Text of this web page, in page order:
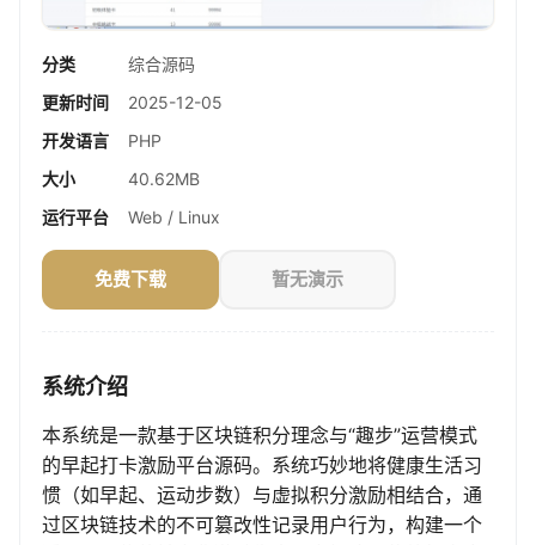
分类
综合源码
更新时间
2025-12-05
开发语言
PHP
大小
40.62MB
运行平台
Web / Linux
免费下载 暂无演示
系统介绍
本系统是一款基于区块链积分理念与“趣步”运营模式
的早起打卡激励平台源码。系统巧妙地将健康生活习
惯（如早起、运动步数）与虚拟积分激励相结合，通
过区块链技术的不可篡改性记录用户行为，构建一个